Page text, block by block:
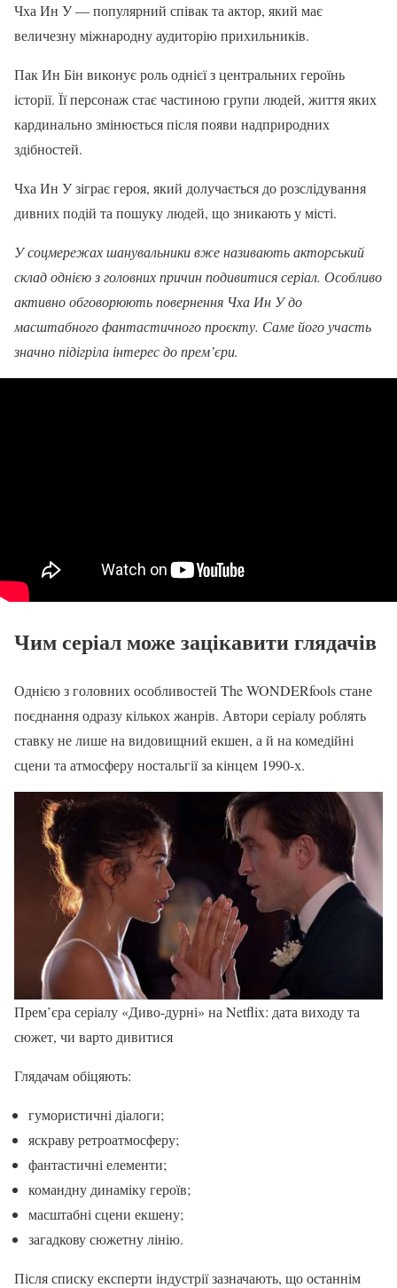
Чха Ин У — популярний співак та актор, який має
величезну міжнародну аудиторію прихильників.
Пак Ин Бін виконує роль однієї з центральних героїнь
історії. Її персонаж стає частиною групи людей, життя яких
кардинально змінюється після появи надприродних
здібностей.
Чха Ин У зіграє героя, який долучається до розслідування
дивних подій та пошуку людей, що зникають у місті.
У соцмережах шанувальники вже називають акторський
склад однією з головних причин подивитися серіал. Особливо
активно обговорюють повернення Чха Ин У до
масштабного фантастичного проєкту. Саме його участь
значно підігріла інтерес до прем’єри.
Чим серіал може зацікавити глядачів
Однією з головних особливостей The WONDERfools стане
поєднання одразу кількох жанрів. Автори серіалу роблять
ставку не лише на видовищний екшен, а й на комедійні
сцени та атмосферу ностальгії за кінцем 1990-х.
Прем’єра серіалу «Диво-дурні» на Netflix: дата виходу та
сюжет, чи варто дивитися
Глядачам обіцяють:
гумористичні діалоги;
яскраву ретроатмосферу;
фантастичні елементи;
командну динаміку героїв;
масштабні сцени екшену;
загадкову сюжетну лінію.
Після списку експерти індустрії зазначають, що останнім